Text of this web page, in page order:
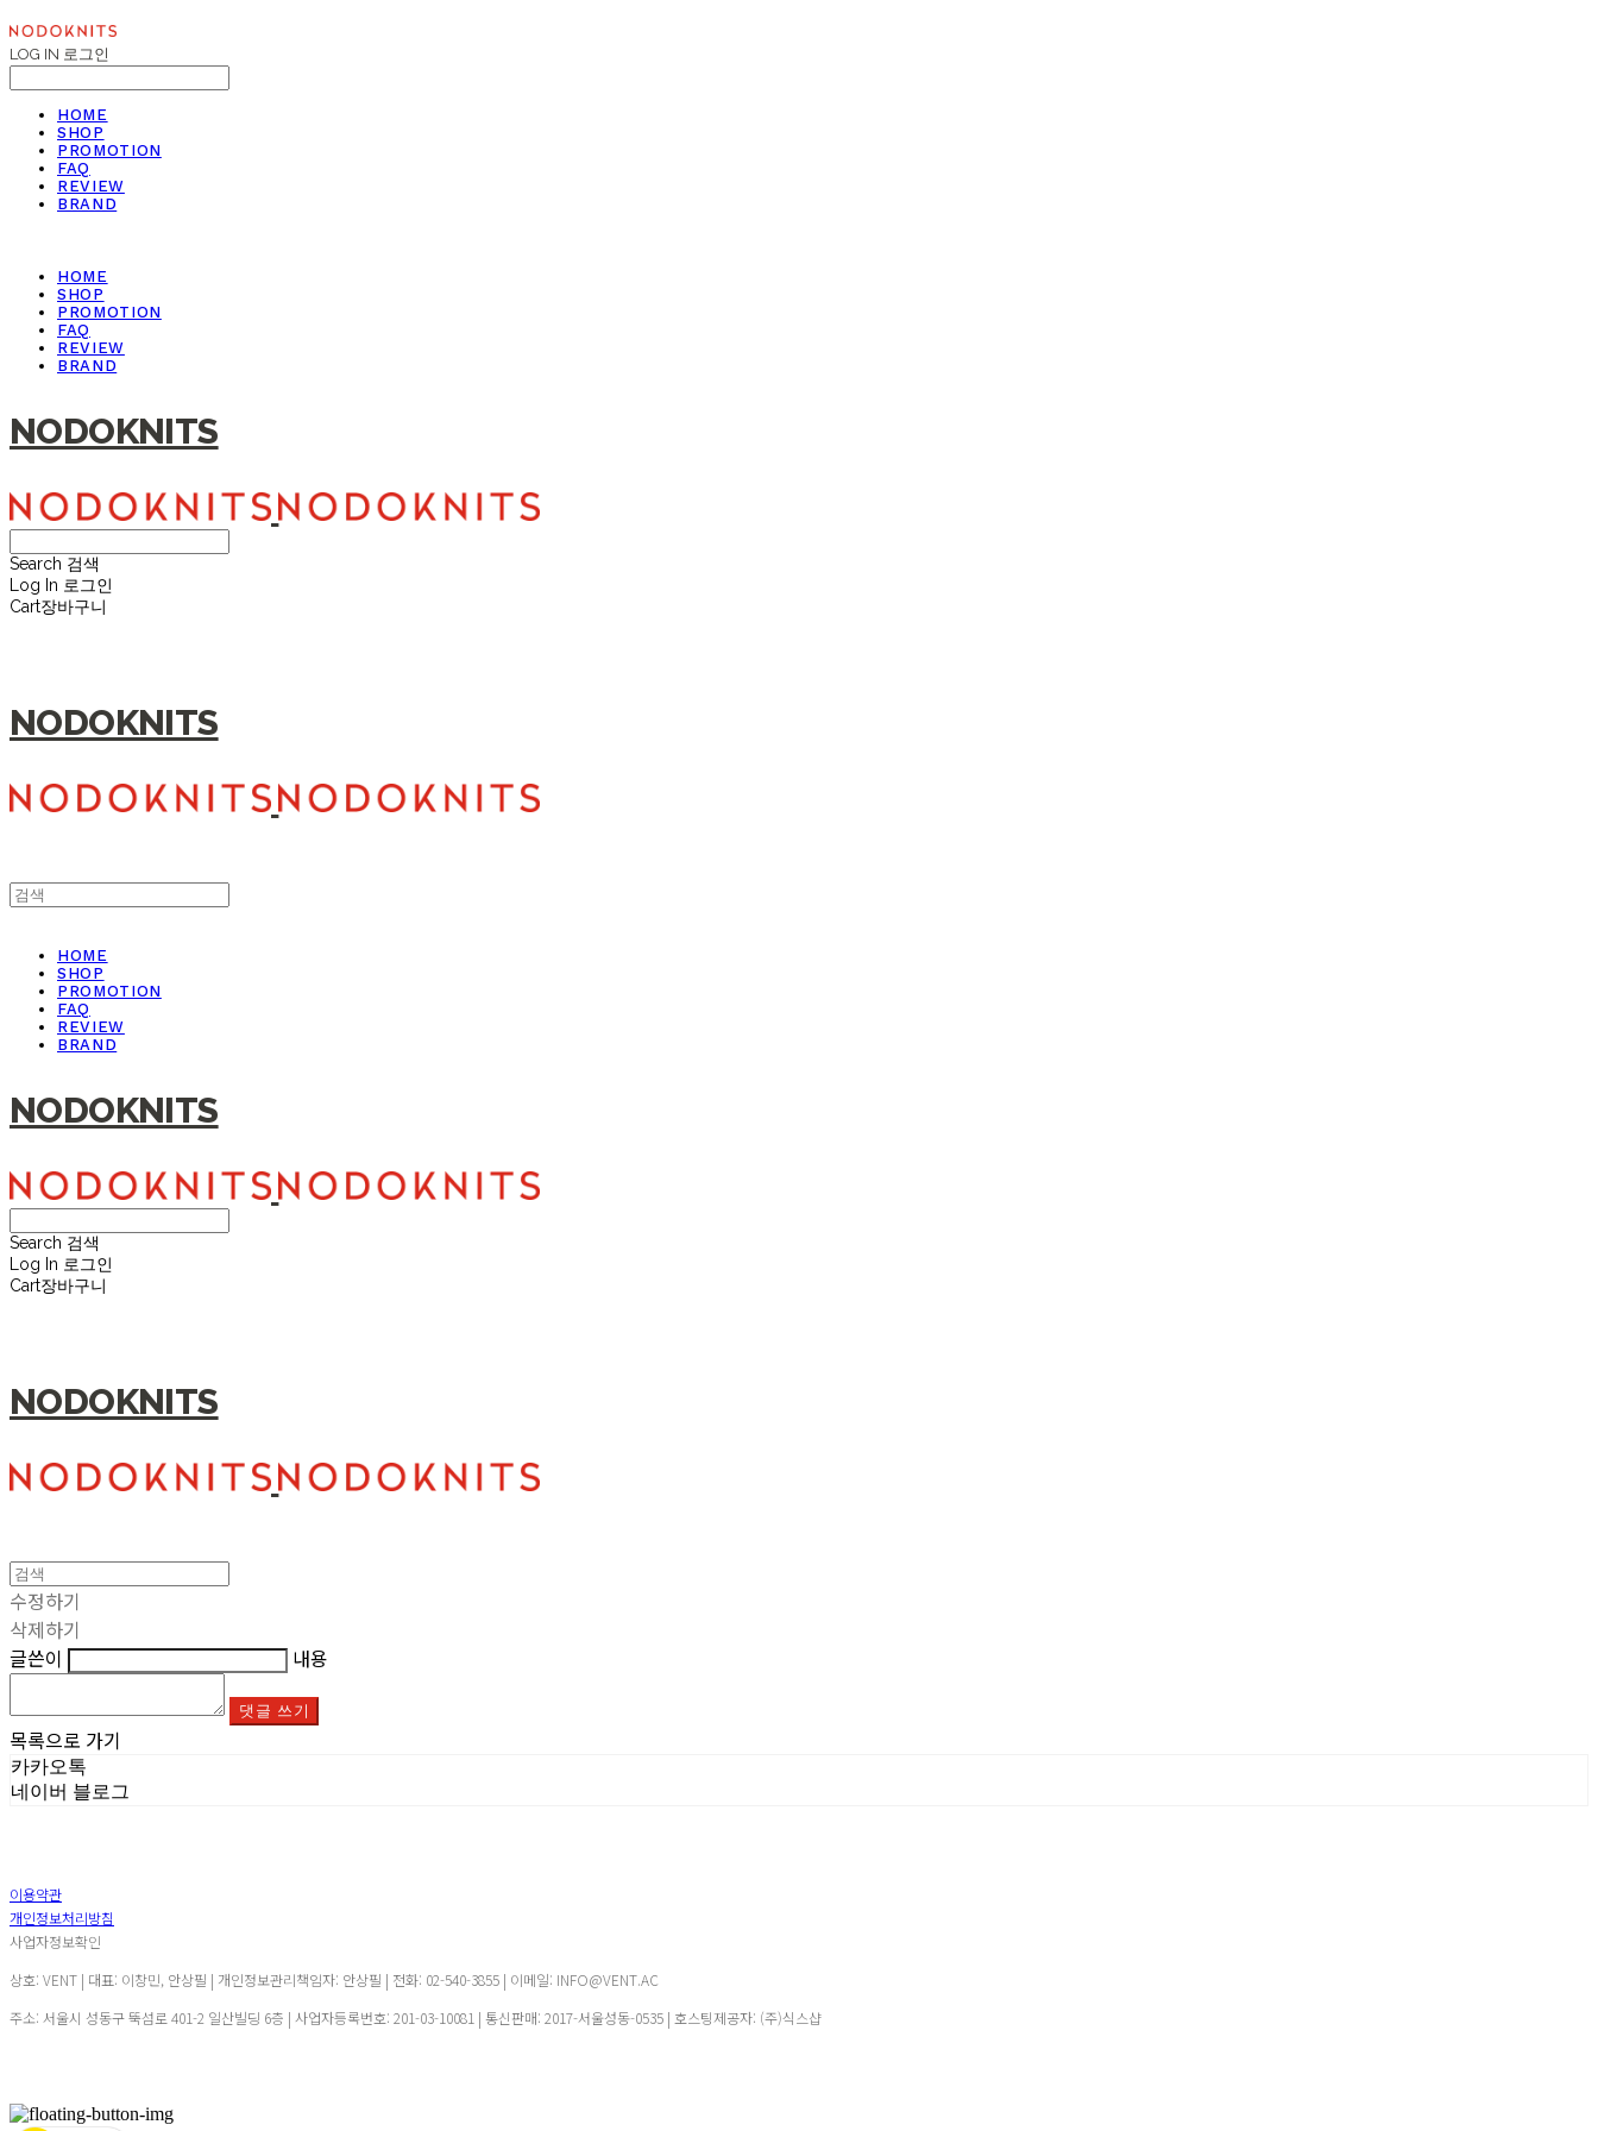
LOG IN 로그인
HOME
SHOP
PROMOTION
FAQ
REVIEW
BRAND
HOME
SHOP
PROMOTION
FAQ
REVIEW
BRAND
NODOKNITS
Search 검색
Log In 로그인
Cart장바구니
NODOKNITS
HOME
SHOP
PROMOTION
FAQ
REVIEW
BRAND
NODOKNITS
Search 검색
Log In 로그인
Cart장바구니
NODOKNITS
수정하기
삭제하기
글쓴이
내용
댓글 쓰기
목록으로 가기
카카오톡
네이버 블로그
이용약관
개인정보처리방침
사업자정보확인
상호: VENT | 대표: 이창민, 안상필 | 개인정보관리책임자: 안상필 | 전화: 02-540-3855 | 이메일: INFO@VENT.AC
주소: 서울시 성동구 뚝섬로 401-2 일산빌딩 6층 | 사업자등록번호: 201-03-10081 | 통신판매: 2017-서울성동-0535 | 호스팅제공자: (주)식스샵